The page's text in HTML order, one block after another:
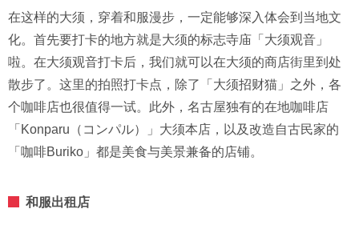
在这样的大须，穿着和服漫步，一定能够深入体会到当地文
化。首先要打卡的地方就是大须的标志寺庙「大须观音」
啦。在大须观音打卡后，我们就可以在大须的商店街里到处
散步了。这里的拍照打卡点，除了「大须招财猫」之外，各
个咖啡店也很值得一试。此外，名古屋独有的在地咖啡店
「Konparu（コンパル）」大须本店，以及改造自古民家的
「咖啡Buriko」都是美食与美景兼备的店铺。
和服出租店